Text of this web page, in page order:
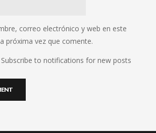
correo electrónico y web en este
próxima vez que comente.
to notifications for new posts